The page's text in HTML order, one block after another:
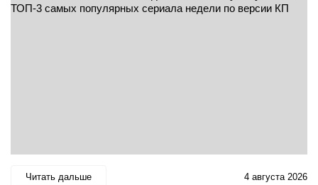
Читать дальше 4 августа 2026